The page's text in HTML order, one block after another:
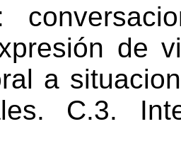
de
a
C.3.